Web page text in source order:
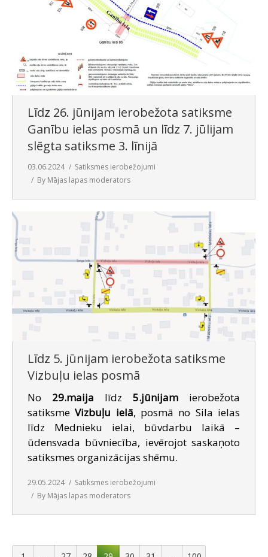
Līdz 26. jūnijam ierobežota satiksme
Ganību ielas posmā un līdz 7. jūlijam
slēgta satiksme 3. līnijā
03.06.2024
Satiksmes ierobežojumi
By Mājas lapas moderators
Līdz 5. jūnijam ierobežota satiksme
Vizbuļu ielas posmā
No 29.maija līdz 5.jūnijam ierobežota
satiksmeVizbuļu ielā, posmā no Sila ielas
līdz Mednieku ielai, būvdarbu laikā –
ūdensvada būvniecība, ievērojot saskaņoto
satiksmes organizācijas shēmu.
29.05.2024
Satiksmes ierobežojumi
By Mājas lapas moderators